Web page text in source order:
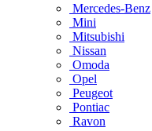
Mercedes-Benz
Mini
Mitsubishi
Nissan
Omoda
Opel
Peugeot
Pontiac
Ravon